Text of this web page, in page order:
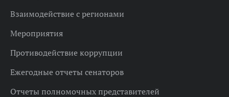
Взаимодействие с регионами
Мероприятия
Противодействие коррупции
Ежегодные отчеты сенаторов
Отчеты полномочных представителей